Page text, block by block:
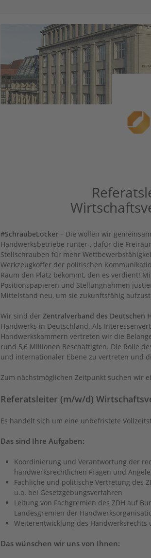
#SchraubeLocker – Die wollen wir
Handwerksbetriebe runter-, dafür die
Stellschrauben für mehr
Werkzeugkoffer der politischen
Raum den Platz bekommt, den es verdient!
Positionspapieren und Stellungnahmen
Mittelstand neu, um sie zukunftsfähig
Wir sind der Zentralverband des Deutschen
Handwerks in Deutschland. Als
Handwerkskammern vertreten wir die
rund 5,6 Millionen Beschäftigten. Die Rolle
und internationaler Ebene zu vertreten und
Zum nächstmöglichen Zeitpunkt suchen wir
Referatsleiter (m/w/d)
Es handelt sich um eine unbefristete
Das sind Ihre Aufgaben:
Koordinierung und Verantwortung der
handwerksrechtlichen Fragen und
Fachliche und politische Vertretung des
u.a. bei Gesetzgebungsverfahren
Leitung von Fachgremien des ZDH auf
Landesgremien der
Weiterentwicklung des
Das wünschen wir uns von Ihnen: